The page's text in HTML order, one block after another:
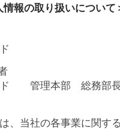
情報の取り扱いについて
ド 管理本部 総務部
、当社の各事業に関す